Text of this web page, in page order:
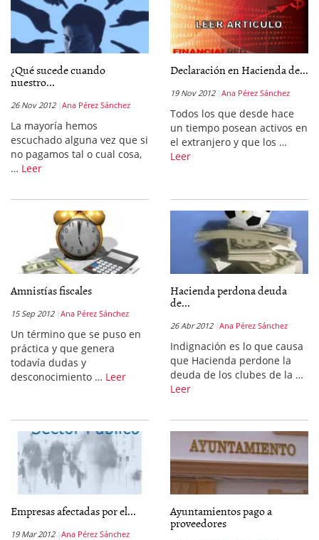
¿Qué sucede cuando
nuestro...
26 Nov 2012 Ana Pérez Sánchez
La mayoría hemos
escuchado alguna vez que si
no pagamos tal o cual cosa,
… Leer
Declaración en Hacienda de...
19 Nov 2012 Ana Pérez Sánchez
Todos los que desde hace
un tiempo posean activos en
el extranjero y que los …
Leer
Amnistías fiscales
15 Sep 2012 Ana Pérez Sánchez
Un término que se puso en
práctica y que genera
todavía dudas y
desconocimiento … Leer
Hacienda perdona deuda
de...
26 Abr 2012 Ana Pérez Sánchez
Indignación es lo que causa
que Hacienda perdone la
deuda de los clubes de la …
Leer
Empresas afectadas por el...
19 Mar 2012 Ana Pérez Sánchez
Ayuntamientos pago a
proveedores